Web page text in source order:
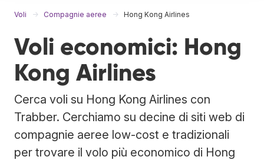
Voli Compagnie aeree Hong Kong Airlines
Voli economici: Hong
Kong Airlines
Cerca voli su Hong Kong Airlines con
Trabber. Cerchiamo su decine di siti web di
compagnie aeree low-cost e tradizionali
per trovare il volo più economico di Hong